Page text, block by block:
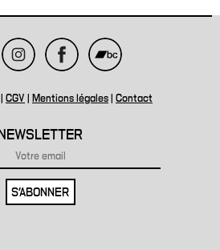
CGV Mentions légales Contact
NEWSLETTER
S'ABONNER